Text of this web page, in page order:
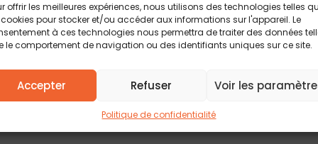
offrir les meilleures expériences, nous utilisons des technologies telles
pour stocker et/ou accéder aux informations sur l'appareil. Le
à ces technologies nous permettra de traiter des données
le comportement de navigation ou des identifiants uniques sur ce site.
Accepter Refuser Voir les
Politique de confidentialité
Délais, prix et aide au choix pour la
Retrouvez tous les conseils et actualités de
maison neuve
pour vous guider à chaque
immobilier. Explorez toutes les réponses
de maison individuelle en réalité.